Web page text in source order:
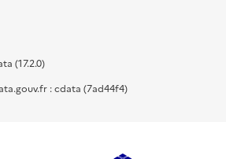
(17.2.0)
: cdata (7ad44f4)